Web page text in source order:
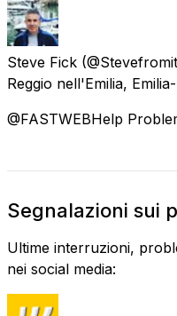
Steve Fick
Reggio nell'Emilia,
@FASTWEBHelp
Segnalazioni sui
Ultime interruzioni,
nei social media: